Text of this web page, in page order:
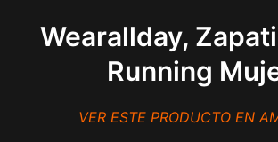
Wearallday,
Running
VER ESTE PRODUCTO EN